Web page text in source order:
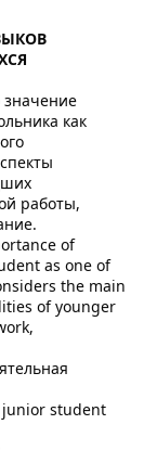
как
работы,
of
as one of
the main
of younger
junior student